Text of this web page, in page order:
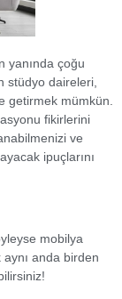
yanında çoğu
stüdyo daireleri,
getirmek mümkün.
fikirlerini
ve
ipuçlarını
mobilya
anda birden